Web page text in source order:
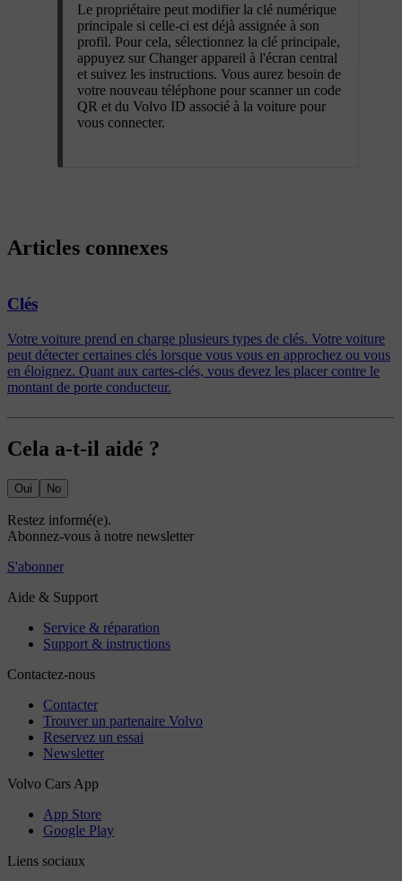
Le propriétaire peut modifier la clé numérique
principale si celle-ci est déjà assignée à son
profil. Pour cela, sélectionnez la clé principale,
appuyez sur Changer appareil à l'écran central
et suivez les instructions. Vous aurez besoin de
votre nouveau téléphone pour scanner un code
QR et du Volvo ID associé à la voiture pour
vous connecter.
Articles connexes
Clés
Votre voiture prend en charge plusieurs types de clés. Votre voiture
peut détecter certaines clés lorsque vous vous en approchez ou vous
en éloignez. Quant aux cartes-clés, vous devez les placer contre le
montant de porte conducteur.
Cela a-t-il aidé ?
Oui No